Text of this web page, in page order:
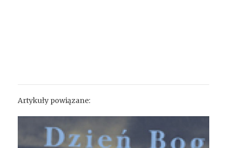
Artykuły powiązane: